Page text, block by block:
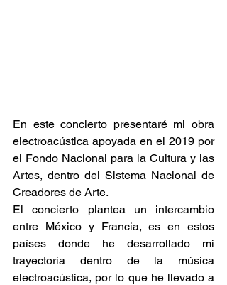
En este concierto presentaré mi obra
electroacústica apoyada en el 2019 por
el Fondo Nacional para la Cultura y las
Artes, dentro del Sistema Nacional de
Creadores de Arte.
El concierto plantea un intercambio
entre México y Francia, es en estos
países donde he desarrollado mi
trayectoria dentro de la música
electroacústica, por lo que he llevado a